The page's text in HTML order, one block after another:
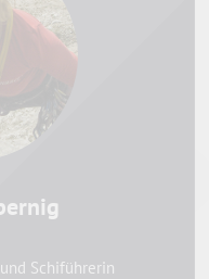
Schiführerin